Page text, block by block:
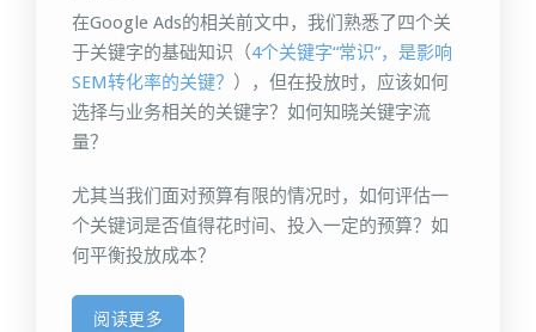
在Google Ads的相关前文中，我们熟悉了四个关
于关键字的基础知识（4个关键字“常识”，是影响
SEM转化率的关键？ ），但在投放时，应该如何
选择与业务相关的关键字？如何知晓关键字流
量？
尤其当我们面对预算有限的情况时，如何评估一
个关键词是否值得花时间、投入一定的预算？如
何平衡投放成本？
阅读更多